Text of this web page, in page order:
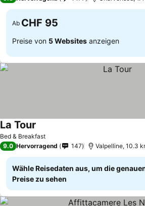
Ab CHF 95
Preise von 5 Websites anzeigen
Bed & Breakfast
La Tour
9.0 Hervorragend 147 Valpelline, 10.3
Wähle Reisedaten aus, um die
Preise zu sehen